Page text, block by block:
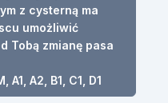
z cysterną ma
umożliwić
Tobą zmianę pasa
A1, A2, B1, C1, D1